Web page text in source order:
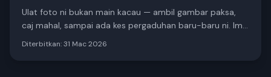
Ulat foto ni bukan main kacau — ambil gambar paksa,
caj mahal, sampai ada kes pergaduhan baru-baru ni. Imej
Diterbitkan:31 Mac 2026